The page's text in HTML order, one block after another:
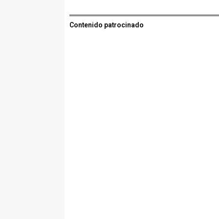
Contenido patrocinado